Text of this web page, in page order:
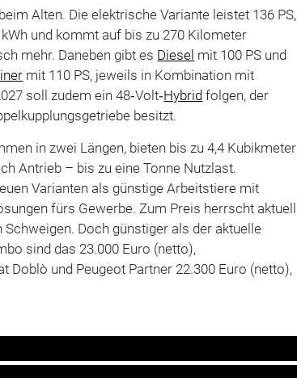
Alten. Die elektrische Variante leistet 136 PS,
und kommt auf bis zu 270 Kilometer
mehr. Daneben gibt es Diesel mit 100 PS und
mit 110 PS, jeweils in Kombination mit
soll zudem ein 48‑Volt‑Hybrid folgen, der
besitzt.
in zwei Längen, bieten bis zu 4,4 Kubikmeter
Antrieb – bis zu eine Tonne Nutzlast.
Varianten als günstige Arbeitstiere mit
fürs Gewerbe. Zum Preis herrscht aktuell
Doch günstiger als der aktuelle
sind das 23.000 Euro (netto),
Doblò und Peugeot Partner 22.300 Euro (netto),